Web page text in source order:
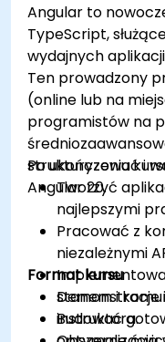
Angular to
TypeScript,
wydajnych
Ten prowadzony
(online lub na
programistów na
strukturyzować i
Angular 20.
Po ukończeniu
Tworzyć
najlepszymi
Pracować z
niezależnymi
stanem i
Budować
Format kursu
Demonstracje
instruktora.